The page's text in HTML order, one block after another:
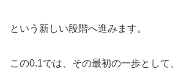
という新しい段階へ進みます。
この0.1では、その最初の一歩として、